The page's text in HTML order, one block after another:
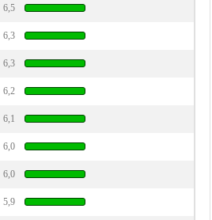
6,5
6,3
6,3
6,2
6,1
6,0
6,0
5,9